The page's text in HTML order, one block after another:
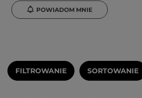
POWIADOM MNIE
FILTROWANIE SORTOWANIE